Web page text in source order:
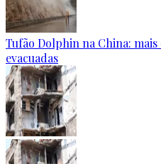
Tufão Dolphin na China: mais
evacuadas